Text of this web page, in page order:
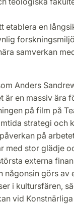
etablera en
samverkan
Anders
är en massiv ära
på film på
strategi och
på
med stor glädje
externa
någonsin görs av
i kultursfären,
vid